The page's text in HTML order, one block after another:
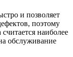
и позволяет
поэтому
наиболее
обслуживание